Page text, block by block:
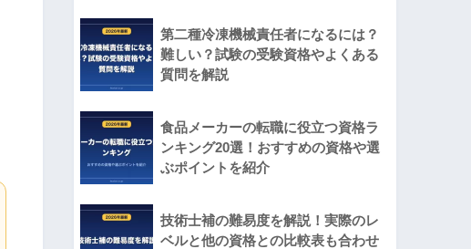
第二種冷凍機械責任者になるには？
難しい？試験の受験資格やよくある
質問を解説
食品メーカーの転職に役立つ資格ラ
ンキング20選！おすすめの資格や選
ぶポイントを紹介
技術士補の難易度を解説！実際のレ
ベルと他の資格との比較表も合わせ